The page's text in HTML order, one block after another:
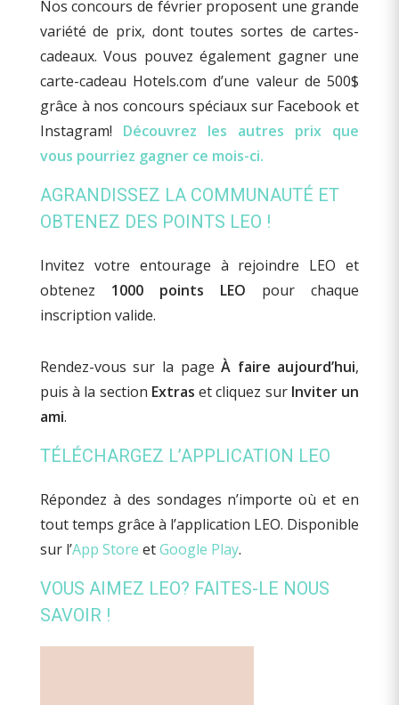
Nos concours de février proposent une grande
variété de prix, dont toutes sortes de cartes-
cadeaux. Vous pouvez également gagner une
carte-cadeau Hotels.com d’une valeur de 500$
grâce à nos concours spéciaux sur Facebook et
Instagram! Découvrez les autres prix que
vous pourriez gagner ce mois-ci.
AGRANDISSEZ LA COMMUNAUTÉ ET
OBTENEZ DES POINTS LEO !
Invitez votre entourage à rejoindre LEO et
obtenez 1000 points LEO pour chaque
inscription valide.
Rendez-vous sur la pageÀ faire aujourd’hui,
puis à la section Extras et cliquez sur Inviter un
ami.
TÉLÉCHARGEZ L’APPLICATION LEO
Répondez à des sondages n’importe où et en
tout temps grâce à l’application LEO. Disponible
sur l’App Store etGoogle Play.
VOUS AIMEZ LEO? FAITES-LE NOUS
SAVOIR !